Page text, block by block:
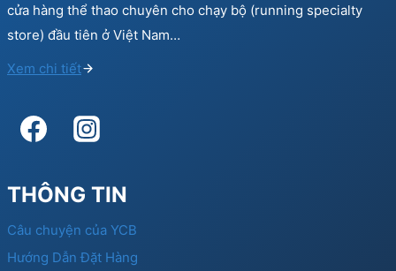
cửa hàng thể thao chuyên cho chạy bộ (running specialty
store) đầu tiên ở Việt Nam…
Xem chi tiết
THÔNG TIN
Câu chuyện của YCB
Hướng Dẫn Đặt Hàng